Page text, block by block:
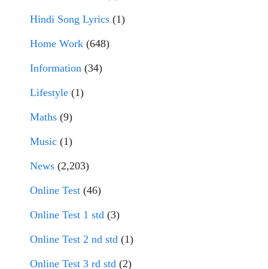
Hindi Song Lyrics (1)
Home Work (648)
Information (34)
Lifestyle (1)
Maths (9)
Music (1)
News (2,203)
Online Test (46)
Online Test 1 std (3)
Online Test 2 nd std (1)
Online Test 3 rd std (2)